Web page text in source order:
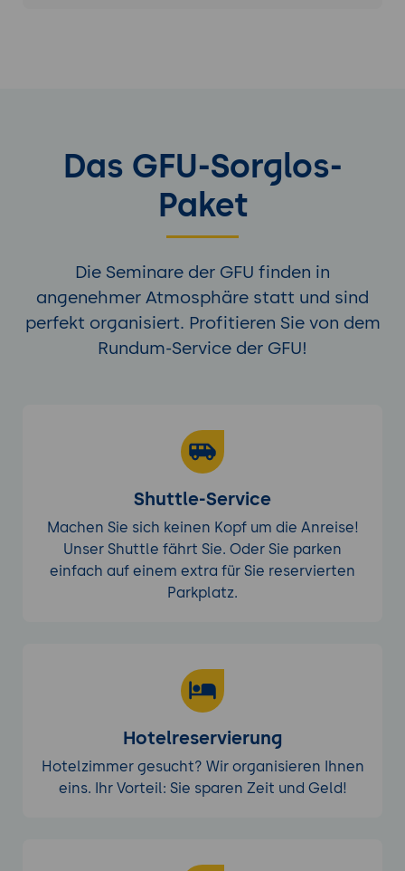
Das GFU-Sorglos-
Paket
Die Seminare der GFU finden in
angenehmer Atmosphäre statt und sind
perfekt organisiert. Profitieren Sie von dem
Rundum-Service der GFU!
Shuttle-Service
Machen Sie sich keinen Kopf um die Anreise!
Unser Shuttle fährt Sie. Oder Sie parken
einfach auf einem extra für Sie reservierten
Parkplatz.
Hotelreservierung
Hotelzimmer gesucht? Wir organisieren Ihnen
eins. Ihr Vorteil: Sie sparen Zeit und Geld!